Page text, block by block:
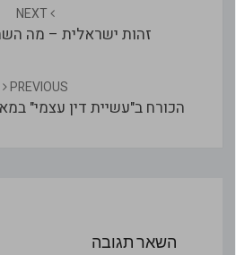
NEXT
זהות ישראלית – מה
PREVIOUS
הכורח ב"עשיית דין עצמי"
השאר תגובה